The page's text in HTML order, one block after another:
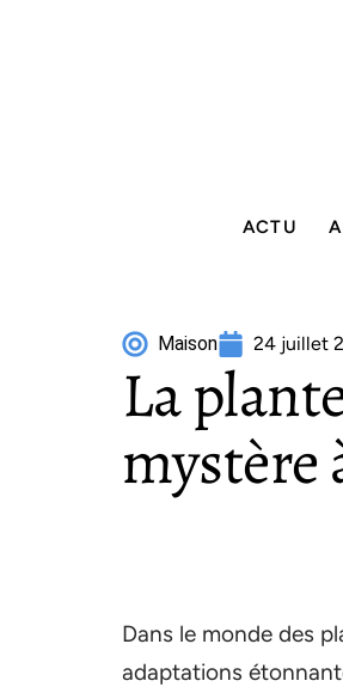
ACTU
Maison 24 juillet
La
mystère
Dans le monde des
adaptations